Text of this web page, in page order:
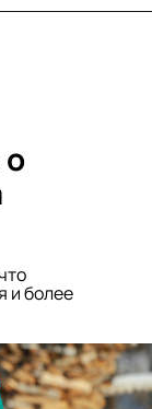
и более